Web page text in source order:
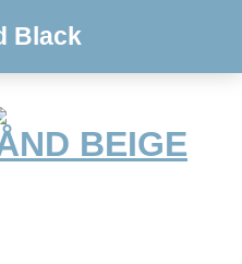
Black
BEIGE